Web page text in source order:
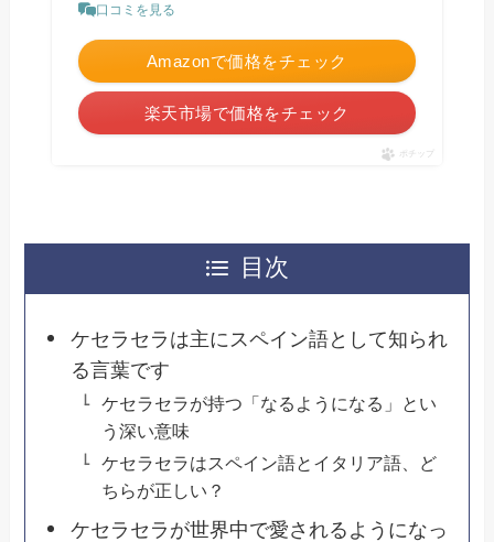
口コミを見る
Amazonで価格をチェック
楽天市場で価格をチェック
ポチップ
目次
ケセラセラは主にスペイン語として知られ
る言葉です
ケセラセラが持つ「なるようになる」とい
う深い意味
ケセラセラはスペイン語とイタリア語、ど
ちらが正しい？
ケセラセラが世界中で愛されるようになっ